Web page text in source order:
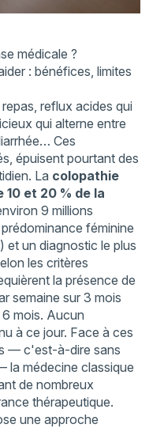
médicale ?
: bénéfices, limites
reflux acides qui
qui alterne entre
Ces
épuisent pourtant des
La colopathie
et 20 % de la
9 millions
féminine
et un diagnostic le plus
les critères
la présence de
semaine sur 3 mois
mois. Aucun
à ce jour. Face à ces
— c'est-à-dire sans
la médecine classique
de nombreux
thérapeutique.
une approche